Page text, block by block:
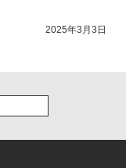
2025年3月3日